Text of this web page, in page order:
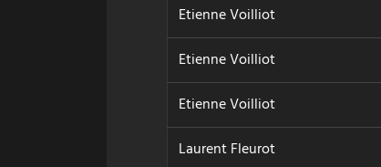
Etienne Voilliot
Etienne Voilliot
Etienne Voilliot
Laurent Fleurot